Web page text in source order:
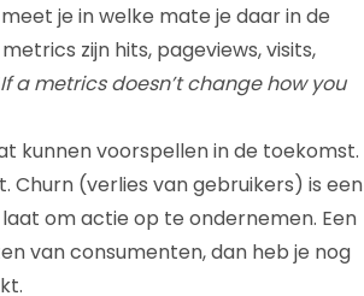
je in welke mate je daar in de
zijn hits, pageviews, visits,
If a metrics doesn’t change how you
kunnen voorspellen in de toekomst.
(verlies van gebruikers) is een
om actie op te ondernemen. Een
van consumenten, dan heb je nog